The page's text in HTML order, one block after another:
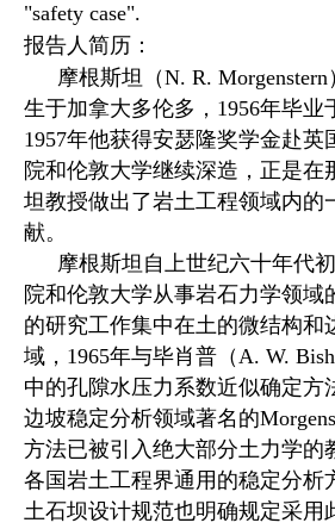
"safety case".
报告人简历：
摩根斯坦（N. R.
生于加拿大多伦多，1956年毕业
1957年他获得安瑟隆奖学金赴英
院和伦敦大学继续深造，正是在
坦教授做出了岩土工程领域内的
献。
摩根斯坦自上世纪六十年代
院和伦敦大学从事岩石力学领域
的研究工作集中在土的微结构和
域，1965年与毕肖普（A. W.
中的孔隙水压力系数近似确定方
边坡稳定分析领域著名的
方法已被引入绝大部分土力学的
各国岩土工程界通用的稳定分析
土石坝设计规范也明确规定采用